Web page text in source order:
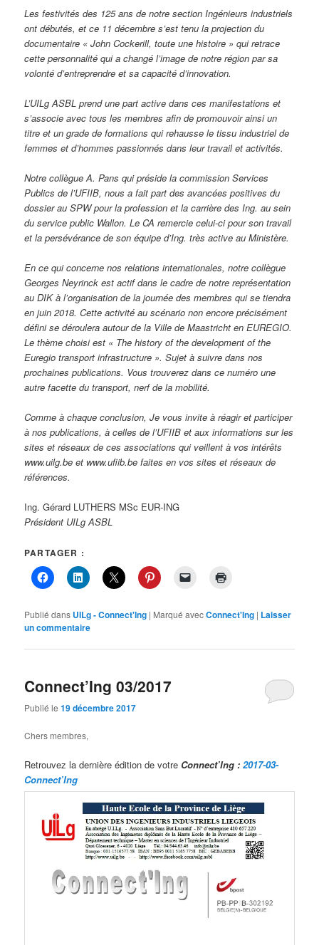
Les festivités des 125 ans de notre section Ingénieurs industriels
ont débutés, et ce 11 décembre s’est tenu la projection du
documentaire « John Cockerill, toute une histoire » qui retrace
cette personnalité qui a changé l’image de notre région par sa
volonté d’entreprendre et sa capacité d’innovation.
L’UILg ASBL prend une part active dans ces manifestations et
s’associe avec tous les membres afin de promouvoir ainsi un
titre et un grade de formations qui rehausse le tissu industriel de
femmes et d’hommes passionnés dans leur travail et activités.
Notre collègue A. Pans qui préside la commission Services
Publics de l’UFIIB, nous a fait part des avancées positives du
dossier au SPW pour la profession et la carrière des Ing. au sein
du service public Wallon. Le CA remercie celui-ci pour son travail
et la persévérance de son équipe d’Ing. très active au Ministère.
En ce qui concerne nos relations internationales, notre collègue
Georges Neyrinck est actif dans le cadre de notre représentation
au DIK à l’organisation de la journée des membres qui se tiendra
en juin 2018. Cette activité au scénario non encore précisément
défini se déroulera autour de la Ville de Maastricht en EUREGIO.
Le thème choisi est « The history of the development of the
Euregio transport infrastructure ». Sujet à suivre dans nos
prochaines publications. Vous trouverez dans ce numéro une
autre facette du transport, nerf de la mobilité.
Comme à chaque conclusion, Je vous invite à réagir et participer
à nos publications, à celles de l’UFIIB et aux informations sur les
sites et réseaux de ces associations qui veillent à vos intérêts
www.uilg.be et www.ufiib.be faites en vos sites et réseaux de
références.
Ing. Gérard LUTHERS MSc EUR-ING
Président UILg ASBL
PARTAGER :
Publié dans UILg - Connect'Ing | Marqué avecConnect'Ing | Laisser
un commentaire
Connect’Ing 03/2017
Publié le19 décembre 2017
Chers membres,
Retrouvez la dernière édition de votre Connect’Ing :2017-03-
Connect’Ing